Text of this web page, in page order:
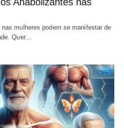
mulheres podem se manifestar de
Quer…